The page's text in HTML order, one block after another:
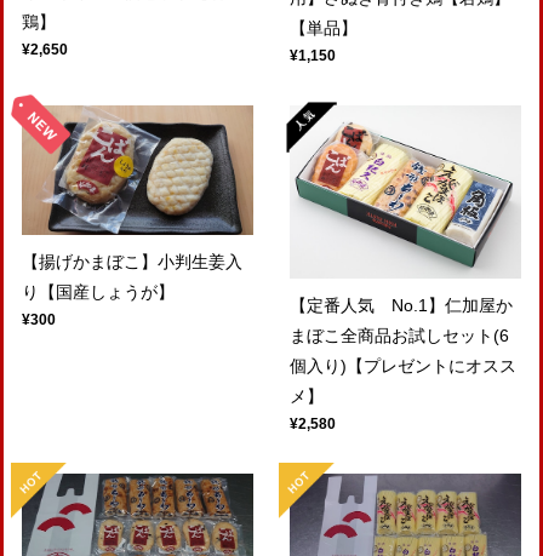
鶏】
¥2,650
【単品】
¥1,150
【揚げかまぼこ】小判生姜入
り【国産しょうが】
¥300
【定番人気 No.1】仁加屋か
まぼこ全商品お試しセット(6
個入り)【プレゼントにオスス
メ】
¥2,580